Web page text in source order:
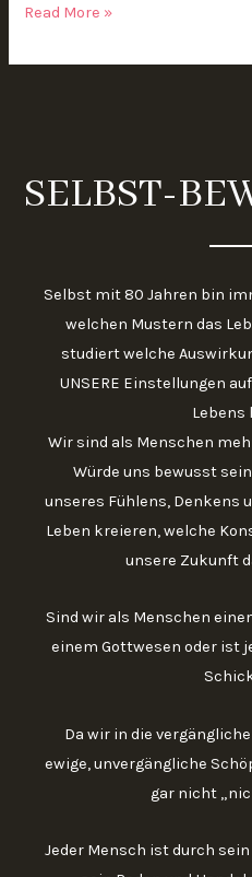
Read More »
SELBST-
Selbst mit 80 Jahren bin
welchen Mustern das
studiert welche
UNSERE Einstellungen
Lebens
Wir sind als Menschen
Würde uns bewusst
unseres Fühlens, Denkens
Leben kreieren, welche
unsere Zukunft
Sind wir als Menschen
einem Gottwesen oder ist
Da wir in die
ewige, unvergängliche
gar nicht
Jeder Mensch ist durch